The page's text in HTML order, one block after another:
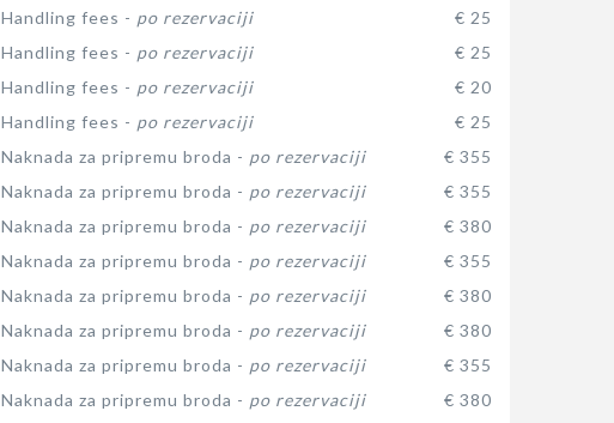
Handling fees - po rezervaciji
€ 25
Handling fees - po rezervaciji
€ 25
Handling fees - po rezervaciji
€ 20
Handling fees - po rezervaciji
€ 25
Naknada za pripremu broda - po rezervaciji
€ 355
Naknada za pripremu broda - po rezervaciji
€ 355
Naknada za pripremu broda - po rezervaciji
€ 380
Naknada za pripremu broda - po rezervaciji
€ 355
Naknada za pripremu broda - po rezervaciji
€ 380
Naknada za pripremu broda - po rezervaciji
€ 380
Naknada za pripremu broda - po rezervaciji
€ 355
Naknada za pripremu broda - po rezervaciji
€ 380